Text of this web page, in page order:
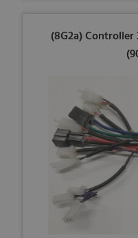
(8G2a)